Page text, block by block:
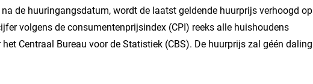
de huuringangsdatum, wordt de laatst geldende huurprijs verhoogd op
volgens de consumentenprijsindex (CPI) reeks alle huishoudens
Centraal Bureau voor de Statistiek (CBS). De huurprijs zal géén daling